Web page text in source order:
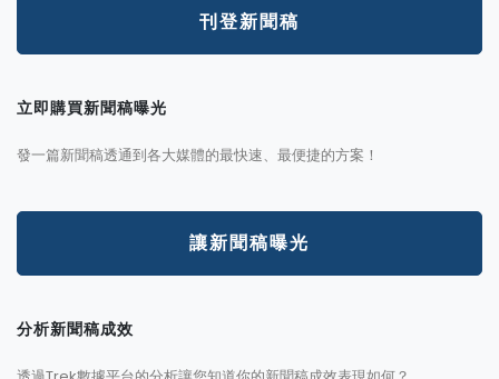
刊登新聞稿
立即購買新聞稿曝光
發一篇新聞稿透通到各大媒體的最快速、最便捷的方案！
讓新聞稿曝光
分析新聞稿成效